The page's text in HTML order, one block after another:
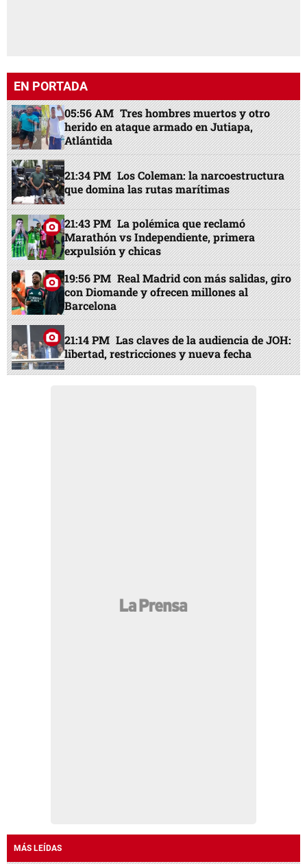
EN PORTADA
05:56 AM Tres hombres muertos y otro
herido en ataque armado en Jutiapa,
Atlántida
21:34 PM Los Coleman: la narcoestructura
que domina las rutas marítimas
21:43 PM La polémica que reclamó
Marathón vs Independiente, primera
expulsión y chicas
19:56 PM Real Madrid con más salidas, giro
con Diomande y ofrecen millones al
Barcelona
21:14 PM Las claves de la audiencia de JOH:
libertad, restricciones y nueva fecha
MÁS LEÍDAS